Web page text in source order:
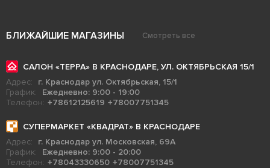
БЛИЖАЙШИЕ МАГАЗИНЫ Смотреть все
САЛОН «ТЕРРА» В КРАСНОДАРЕ, УЛ. ОКТЯБРЬСКАЯ 15/1
Адрес:
г. Краснодар ул. Октябрьская, 15/1
График:
Ежедневно: 9:00 - 19:00
Телефон: +78612125619 +78007751345
СУПЕРМАРКЕТ «КВАДРАТ» В КРАСНОДАРЕ
Адрес:
г. Краснодар ул. Московская, 69А
График:
Ежедневно: 9:00 - 20:00
Телефон: +78043330650 +78007751345